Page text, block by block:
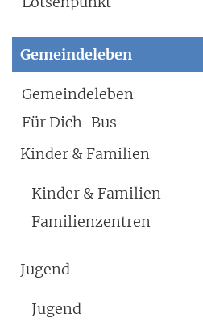
Gemeindeleben
Gemeindeleben
Für Dich-Bus
Kinder & Familien
Kinder & Familien
Familienzentren
Jugend
Jugend